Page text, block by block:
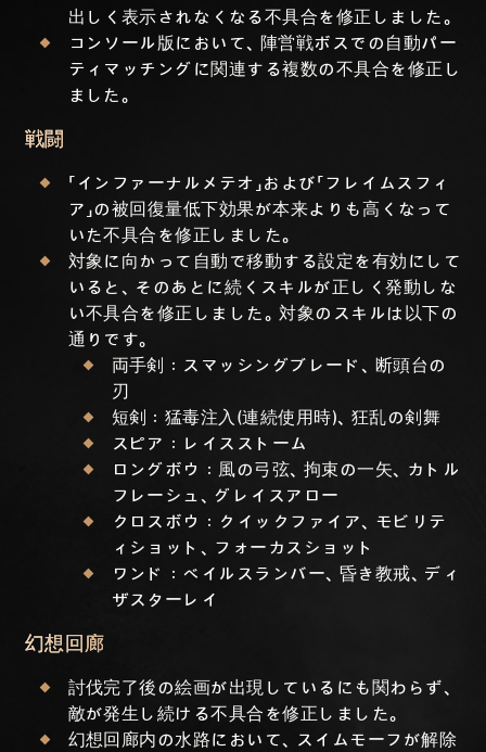
出しく表示されなくなる不具合を修正しました。
コンソール版において、陣営戦ボスでの自動パー
ティマッチングに関連する複数の不具合を修正し
ました。
戦闘
「インファーナルメテオ」および「フレイムスフィ
ア」の被回復量低下効果が本来よりも高くなって
いた不具合を修正しました。
対象に向かって自動で移動する設定を有効にして
いると、そのあとに続くスキルが正しく発動しな
い不具合を修正しました。対象のスキルは以下の
通りです。
両手剣：スマッシングブレード、断頭台の
刃
短剣：猛毒注入(連続使用時)、狂乱の剣舞
スピア：レイスストーム
ロングボウ：風の弓弦、拘束の一矢、カトル
フレーシュ、グレイスアロー
クロスボウ：クイックファイア、モビリテ
ィショット、フォーカスショット
ワンド：ベイルスランバー、昏き教戒、ディ
ザスターレイ
幻想回廊
討伐完了後の絵画が出現しているにも関わらず、
敵が発生し続ける不具合を修正しました。
幻想回廊内の水路において、スイムモーフが解除